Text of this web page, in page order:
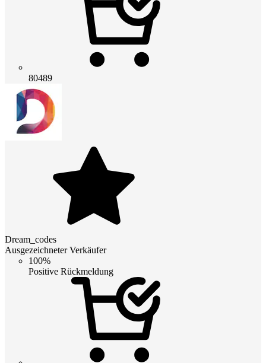
80489
Dream_codes
Ausgezeichneter Verkäufer
100%
Positive Rückmeldung